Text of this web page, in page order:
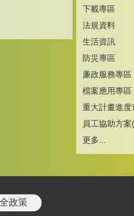
下載專區
法規資料
生活資訊
防災專區
廉政服務專區
檔案應用專區
重大計畫進度
員工協助方
更多...
政策